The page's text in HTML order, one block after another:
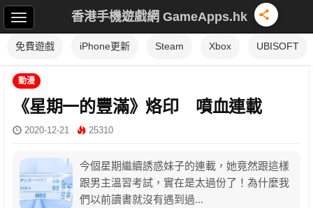
香港手機遊戲網 GameApps.hk
免費遊戲 iPhone更新 Steam Xbox UBISOFT
動漫
《星期一的豐滿》烙印 噴血連載
2020-12-21 25310
今個星期繼續誘惑妹子的連載，她竟然跟這樣
跟男主溫習考試，實在是太過份了！為什麼我
們以前讀書就沒有遇到過...